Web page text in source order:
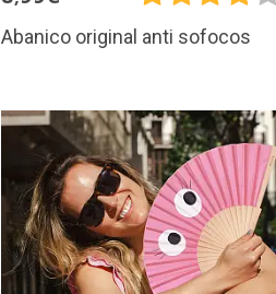
Abanico original anti sofocos